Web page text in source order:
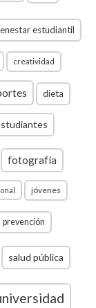
estudiantil
creatividad
dieta
fotografía
jóvenes
prevención
salud pública